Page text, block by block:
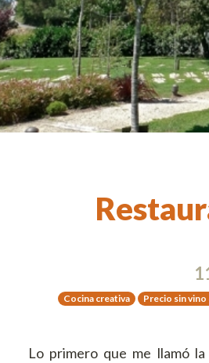
Cocina creativa Precio sin vino
Lo primero que me llamó